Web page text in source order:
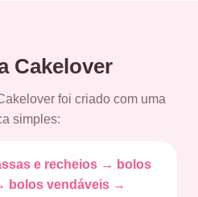
Cakelover
foi criado com uma
simples:
e recheios → bolos
bolos vendáveis →